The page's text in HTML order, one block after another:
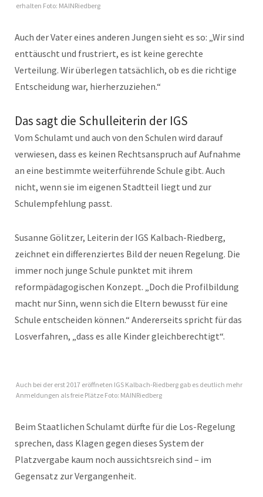
erhalten Foto: MAINRiedberg
Auch der Vater eines anderen Jungen sieht es so: „Wir sind
enttäuscht und frustriert, es ist keine gerechte
Verteilung. Wir überlegen tatsächlich, ob es die richtige
Entscheidung war, hierherzuziehen.“
Das sagt die Schulleiterin der IGS
Vom Schulamt und auch von den Schulen wird darauf
verwiesen, dass es keinen Rechtsanspruch auf Aufnahme
an eine bestimmte weiterführende Schule gibt. Auch
nicht, wenn sie im eigenen Stadtteil liegt und zur
Schulempfehlung passt.
Susanne Gölitzer, Leiterin der IGS Kalbach-Riedberg,
zeichnet ein differenziertes Bild der neuen Regelung. Die
immer noch junge Schule punktet mit ihrem
reformpädagogischen Konzept. „Doch die Profilbildung
macht nur Sinn, wenn sich die Eltern bewusst für eine
Schule entscheiden können.“ Andererseits spricht für das
Losverfahren, „dass es alle Kinder gleichberechtigt“.
Auch bei der erst 2017 eröffneten IGS Kalbach-Riedberg gab es deutlich mehr
Anmeldungen als freie Plätze Foto: MAINRiedberg
Beim Staatlichen Schulamt dürfte für die Los-Regelung
sprechen, dass Klagen gegen dieses System der
Platzvergabe kaum noch aussichtsreich sind – im
Gegensatz zur Vergangenheit.